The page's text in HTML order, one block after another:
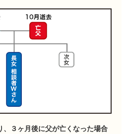
３ヶ月後に父が亡くなった場合